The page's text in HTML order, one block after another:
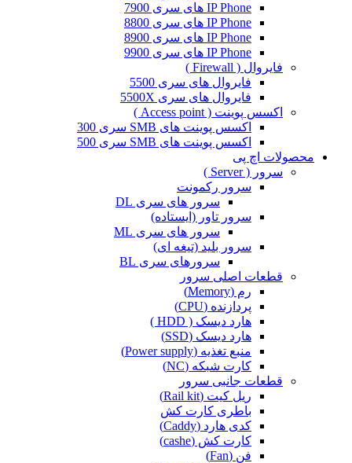
IP Phone های سری 7900
IP Phone های سری 8800
IP Phone های سری 8900
IP Phone های سری 9900
فایروال ( Firewall )
فایروال های سری 5500
فایروال های سری 5500X
اکسس پوینت ( Access point )
اکسس پوینت های SMB سری 300
اکسس پوینت های SMB سری 500
محصولات اچ پی
سرور ( Server )
سرور رکمونت
سرور های سری DL
سرور تاور (ایستاده)
سرور های سری ML
سرور بلید (تیغه ای)
سرورهای سری BL
قطعات اصلی سرور
رم (Memory)
پردازنده (CPU)
هارد دیسک ( HDD )
هارد دیسک (SSD)
منبع تغذیه (Power supply)
کارت شبکه (NC)
قطعات جانبی سرور
ریل کیت (Rail kit)
باطری کارت کش
کدی هارد (Caddy)
کارت کش (cashe)
فن (Fan)